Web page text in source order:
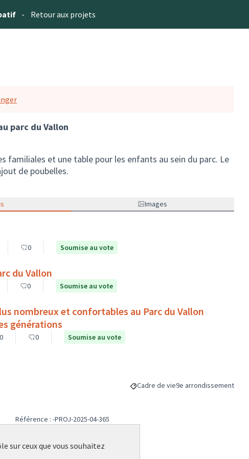
- Retour aux projets
parc du Vallon
familiales et une table pour les enfants au sein du parc. Le
de poubelles.
Images
0 Soumise au vote
du Vallon
0 Soumise au vote
nombreux et confortables au Parc du Vallon
générations
0 0 Soumise au vote
Filtrer les résultats de la catégorie :
Cadre de vieFiltrer les résultats
9e arrondissement
Référence : -PROJ-2025-04-365
sur ceux que vous souhaitez